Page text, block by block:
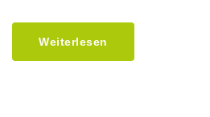
Weiterlesen